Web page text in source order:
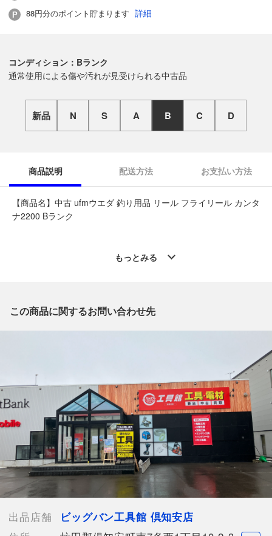
88円分のポイント貯まります 詳細
コンディション：Bランク
通常使用による傷や汚れが見受けられる中古品
新品 N S A B C D
商品説明 配送方法 お支払い方法
【商品名】中古 ufmウエダ 釣り用品 リール フライリール カンタ
ナ2200 Bランク
館 倶知安店 」からの出品です。
※「なんでもリサイクルビッグバン 公式オンラインストアの出
【メーカー】ufmウエダ
【シリアル】059**
【ライン】＃4-5lb
【付属品】 本体のみ
【ランク】Bランク
通常使用による傷や汚れが見受けられる中古品
【規格・仕様】
ドラグシステム:
クリック（ラチェット）式
【使用予定配送業者】日本郵便 レターパックプラス
【こちらの商品は在庫連動システムを導入し、店頭や他ネットシ
もっとみる
この商品に関するお問い合わせ先
出品店舗
ビッグバン工具館 倶知安店